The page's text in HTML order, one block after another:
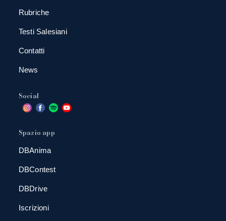
Rubriche
Testi Salesiani
Contatti
News
Social
Spazio app
DBAnima
DBContest
DBDrive
Iscrizioni